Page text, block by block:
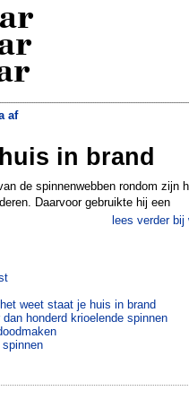
af
der Sloot gaat trouwen»
in brand
de spinnenwebben rondom zijn
Daarvoor gebruikte hij een
lees verder bij
weet staat je huis in brand
honderd krioelende spinnen